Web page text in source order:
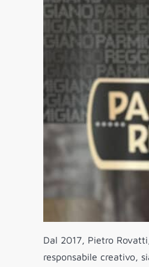
Dal 2017, Pietro
responsabile creativo,